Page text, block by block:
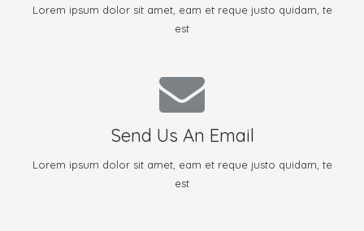
Lorem ipsum dolor sit amet, eam et reque justo quidam, te
est
Send Us An Email
Lorem ipsum dolor sit amet, eam et reque justo quidam, te
est
Contacte por email
Email: info@biozeo.es